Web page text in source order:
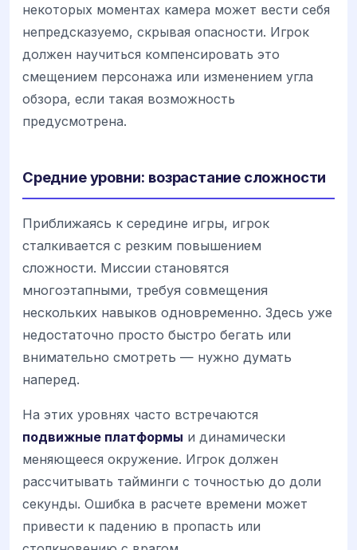
некоторых моментах камера может вести себя
непредсказуемо, скрывая опасности. Игрок
должен научиться компенсировать это
смещением персонажа или изменением угла
обзора, если такая возможность
предусмотрена.
Средние уровни: возрастание сложности
Приближаясь к середине игры, игрок
сталкивается с резким повышением
сложности. Миссии становятся
многоэтапными, требуя совмещения
нескольких навыков одновременно. Здесь уже
недостаточно просто быстро бегать или
внимательно смотреть — нужно думать
наперед.
На этих уровнях часто встречаются
подвижные платформы и динамически
меняющееся окружение. Игрок должен
рассчитывать тайминги с точностью до доли
секунды. Ошибка в расчете времени может
привести к падению в пропасть или